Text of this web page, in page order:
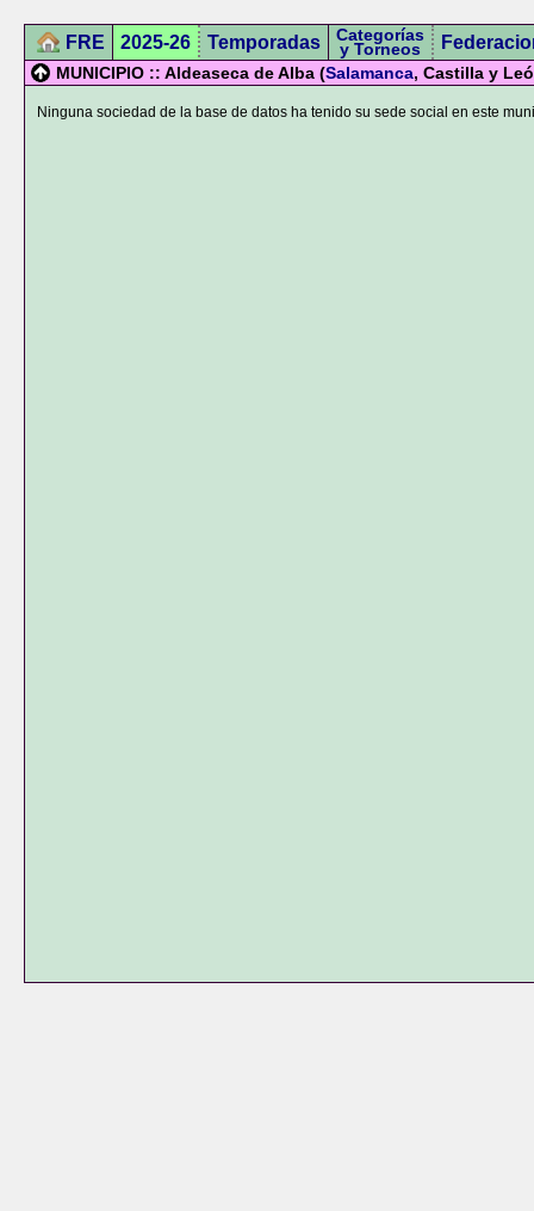
FRE 2025-26 Temporadas Categorías
y Torneos
MUNICIPIO :: Aldeaseca de Alba (Salamanca, Castilla y
Ninguna sociedad de la base de datos ha tenido su sede social en este